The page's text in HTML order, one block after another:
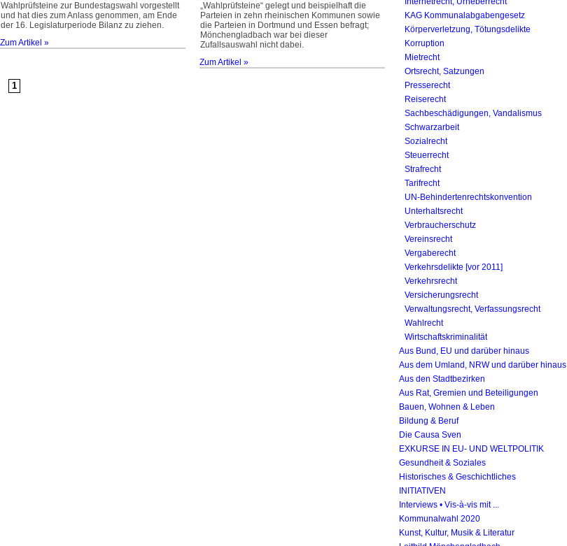
Wahlprüfsteine zur Bundestagswahl vorgestellt
und hat dies zum Anlass genommen, am Ende
der 16. Legislaturperiode Bilanz zu ziehen.
Zum Artikel »
„Wahlprüfsteine“ gelegt und beispielhaft die
Parteien in zehn rheinischen Kommunen sowie
die Parteien in Dortmund und Essen befragt;
Mönchengladbach war bei dieser
Zufallsauswahl nicht dabei.
Zum Artikel »
1
KAG Kommunalabgabengesetz
Körperverletzung, Tötungsdelikte
Korruption
Mietrecht
Ortsrecht, Satzungen
Presserecht
Reiserecht
Sachbeschädigungen, Vandalismus
Schwarzarbeit
Sozialrecht
Steuerrecht
Strafrecht
Tarifrecht
UN-Behinderten­rechtskonvention
Unterhaltsrecht
Verbraucherschutz
Vereinsrecht
Vergaberecht
Verkehrsdelikte [vor 2011]
Verkehrsrecht
Versicherungsrecht
Verwaltungsrecht, Verfassungsrecht
Wahlrecht
Wirtschaftskriminalität
Aus Bund, EU und darüber hinaus
Aus dem Umland, NRW und darüber hinaus
Aus den Stadtbezirken
Aus Rat, Gremien und Beteiligungen
Bauen, Wohnen & Leben
Bildung & Beruf
Die Causa Sven
EXKURSE IN EU- UND WELTPOLITIK
Gesundheit & Soziales
Historisches & Geschichtliches
INITIATIVEN
Interviews • Vis-à-vis mit ...
Kommunalwahl 2020
Kunst, Kultur, Musik & Literatur